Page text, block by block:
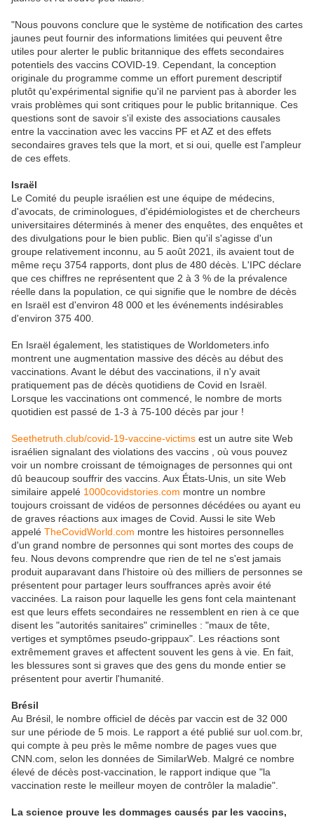
"Nous pouvons conclure que le système de notification des cartes
jaunes peut fournir des informations limitées qui peuvent être
utiles pour alerter le public britannique des effets secondaires
potentiels des vaccins COVID-19. Cependant, la conception
originale du programme comme un effort purement descriptif
plutôt qu'expérimental signifie qu'il ne parvient pas à aborder les
vrais problèmes qui sont critiques pour le public britannique. Ces
questions sont de savoir s'il existe des associations causales
entre la vaccination avec les vaccins PF et AZ et des effets
secondaires graves tels que la mort, et si oui, quelle est l'ampleur
de ces effets.
Israël
Le Comité du peuple israélien est une équipe de médecins,
d'avocats, de criminologues, d'épidémiologistes et de chercheurs
universitaires déterminés à mener des enquêtes, des enquêtes et
des divulgations pour le bien public. Bien qu'il s'agisse d'un
groupe relativement inconnu, au 5 août 2021, ils avaient tout de
même reçu 3754 rapports, dont plus de 480 décès. L'IPC déclare
que ces chiffres ne représentent que 2 à 3 % de la prévalence
réelle dans la population, ce qui signifie que le nombre de décès
en Israël est d'environ 48 000 et les événements indésirables
d'environ 375 400.
En Israël également, les statistiques de Worldometers.info
montrent une augmentation massive des décès au début des
vaccinations. Avant le début des vaccinations, il n'y avait
pratiquement pas de décès quotidiens de Covid en Israël.
Lorsque les vaccinations ont commencé, le nombre de morts
quotidien est passé de 1-3 à 75-100 décès par jour !
Seethetruth.club/covid-19-vaccine-victims est un autre site Web
israélien signalant des violations des vaccins , où vous pouvez
voir un nombre croissant de témoignages de personnes qui ont
dû beaucoup souffrir des vaccins. Aux États-Unis, un site Web
similaire appelé 1000covidstories.com montre un nombre
toujours croissant de vidéos de personnes décédées ou ayant eu
de graves réactions aux images de Covid. Aussi le site Web
appelé TheCovidWorld.com montre les histoires personnelles
d'un grand nombre de personnes qui sont mortes des coups de
feu. Nous devons comprendre que rien de tel ne s'est jamais
produit auparavant dans l'histoire où des milliers de personnes se
présentent pour partager leurs souffrances après avoir été
vaccinées. La raison pour laquelle les gens font cela maintenant
est que leurs effets secondaires ne ressemblent en rien à ce que
disent les "autorités sanitaires" criminelles : "maux de tête,
vertiges et symptômes pseudo-grippaux". Les réactions sont
extrêmement graves et affectent souvent les gens à vie. En fait,
les blessures sont si graves que des gens du monde entier se
présentent pour avertir l'humanité.
Brésil
Au Brésil, le nombre officiel de décès par vaccin est de 32 000
sur une période de 5 mois. Le rapport a été publié sur uol.com.br,
qui compte à peu près le même nombre de pages vues que
CNN.com, selon les données de SimilarWeb. Malgré ce nombre
élevé de décès post-vaccination, le rapport indique que "la
vaccination reste le meilleur moyen de contrôler la maladie".
La science prouve les dommages causés par les vaccins,